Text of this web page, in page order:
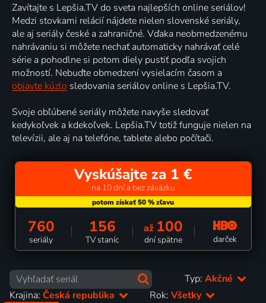
Zavítajte s Lepšia.TV do sveta najlepších online seriálov!
Medzi stovkami relácií nájdete nielen slovenské seriály,
ale aj seriály české a zahraničné. Vďaka neobmedzenému
nahrávaniu si môžete nechať automaticky nahrávať celé
série a pohodlne si potom diely pustiť podľa svojich
možností. Nebuďte obmedzení vysielacím časom a
objavte kúzlo sledovania seriálov online s Lepšia.TV.
Svoje obľúbené seriály môžete navyše sledovať
kedykoľvek a kdekoľvek. Lepšia.TV totiž funguje nielen na
televízii, ale aj na telefóne, tablete alebo počítači.
Vyskúšajte za 1 €
na 10 dní a bez záväzku
760
seriály
156
TV staníc
až 100
dní spätne darček
Typ: Akčné
Krajina: Česká republika Rok:Všetky